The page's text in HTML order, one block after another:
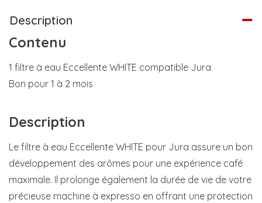
Description
Contenu
1 filtre à eau Eccellente WHITE compatible Jura
Bon pour 1 à 2 mois
Description
Le filtre à eau Eccellente WHITE pour Jura assure un bon
développement des arômes pour une expérience café
maximale. Il prolonge également la durée de vie de votre
précieuse machine à expresso en offrant une protection